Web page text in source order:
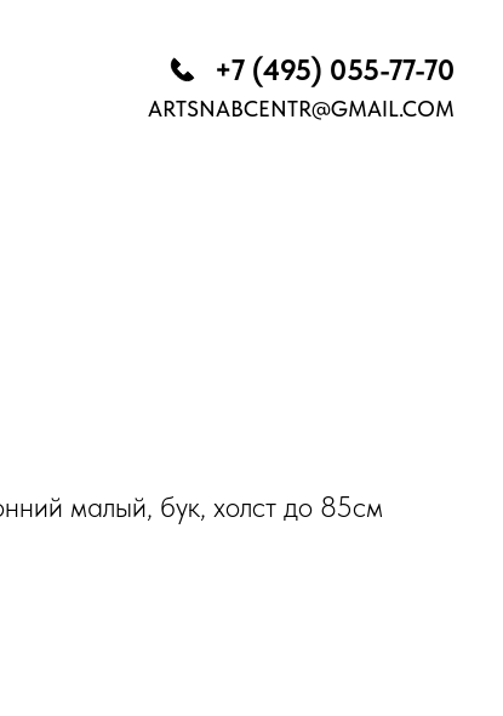
+7 (495) 055-77-70
ARTSNABCENTR@GMAIL.COM
малый, бук, холст до 85см